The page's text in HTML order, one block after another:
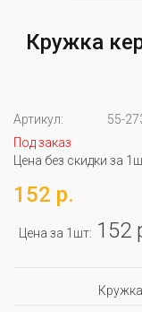
Кружка
Артикул:
55-
Под заказ
Цена без скидки за
152 р.
Цена за 1шт: 152